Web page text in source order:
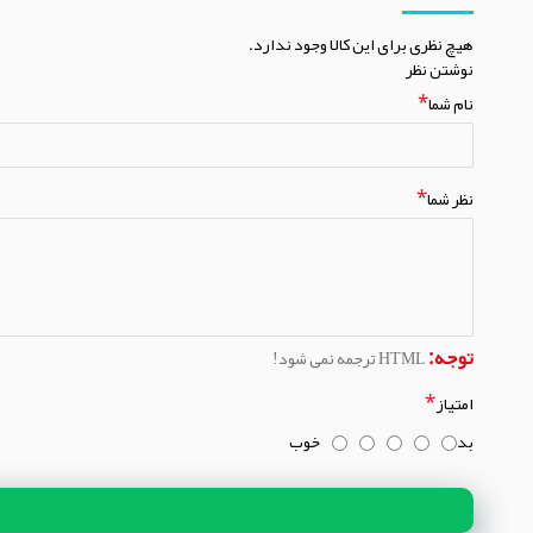
هیچ نظری برای این کالا وجود ندارد.
نوشتن نظر
نام شما
نظر شما
توجه:
امتیاز
بد
خوب